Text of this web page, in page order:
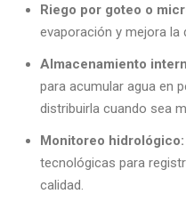
Riego por goteo o
evaporación y mejora la
Almacenamiento
para acumular agua en
distribuirla cuando sea
Monitoreo hidrológico:
tecnológicas para
calidad.